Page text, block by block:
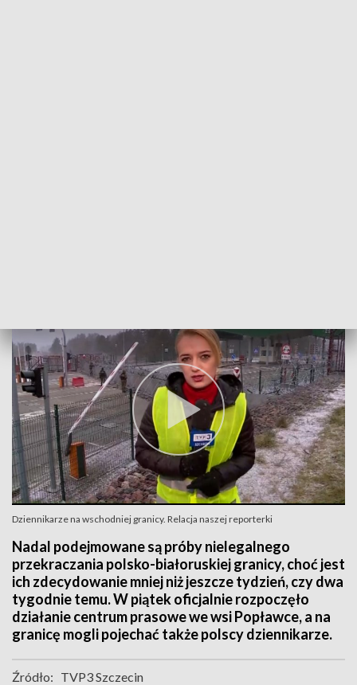
Dziennikarze na wschodniej granicy. Relacja naszej reporterki
Nadal podejmowane są próby nielegalnego
przekraczania polsko-białoruskiej granicy, choć jest
ich zdecydowanie mniej niż jeszcze tydzień, czy dwa
tygodnie temu. W piątek oficjalnie rozpoczęło
działanie centrum prasowe we wsi Popławce, a na
granicę mogli pojechać także polscy dziennikarze.
Źródło: TVP3 Szczecin